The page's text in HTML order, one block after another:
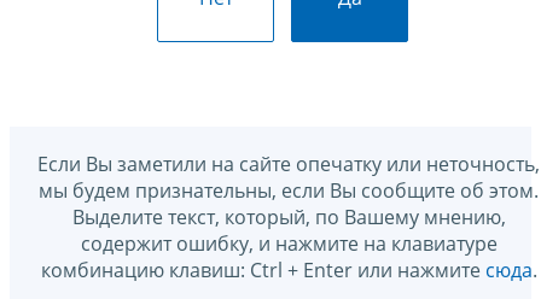
Если Вы заметили на сайте опечатку или неточность,
мы будем признательны, если Вы сообщите об этом.
Выделите текст, который, по Вашему мнению,
содержит ошибку, и нажмите на клавиатуре
комбинацию клавиш: Ctrl + Enter или нажмите сюда.